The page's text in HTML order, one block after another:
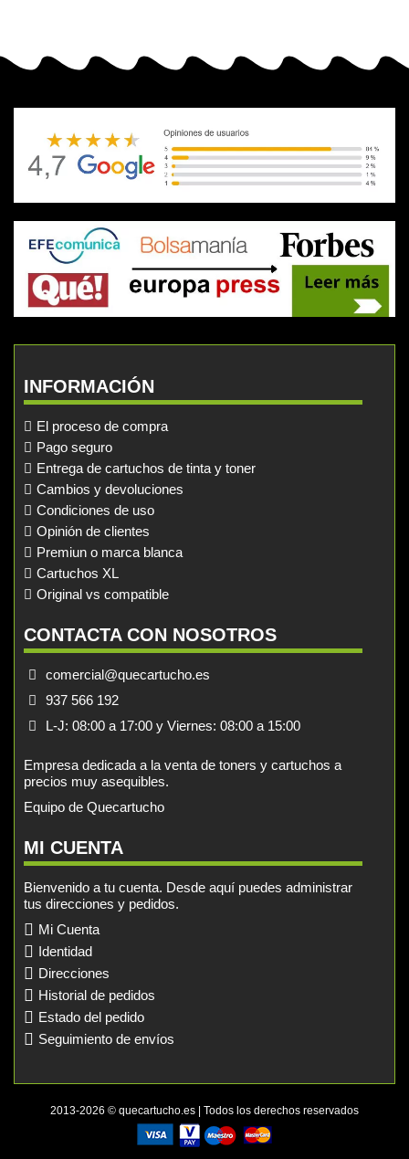
INFORMACIÓN
El proceso de compra
Pago seguro
Entrega de cartuchos de tinta y toner
Cambios y devoluciones
Condiciones de uso
Opinión de clientes
Premiun o marca blanca
Cartuchos XL
Original vs compatible
CONTACTA CON NOSOTROS
comercial@quecartucho.es
937 566 192
L-J: 08:00 a 17:00 y Viernes: 08:00 a 15:00
Empresa dedicada a la venta de toners y cartuchos a
precios muy asequibles.
Equipo de Quecartucho
MI CUENTA
Bienvenido a tu cuenta. Desde aquí puedes administrar
tus direcciones y pedidos.
Mi Cuenta
Identidad
Direcciones
Historial de pedidos
Estado del pedido
Seguimiento de envíos
2013-2026 © quecartucho.es | Todos los derechos reservados